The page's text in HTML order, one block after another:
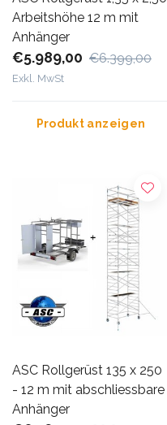
Arbeitshöhe 12 m mit
Anhänger
€5.989,00 €6.399,00
Exkl. MwSt
Produkt anzeigen
ASC Rollgerüst 135 x 250
- 12 m mit abschliessbare
Anhänger